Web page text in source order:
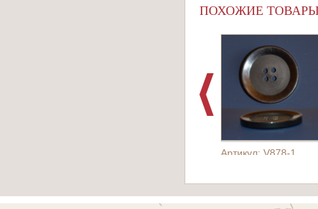
ПОХОЖИЕ
Артикул: V878-1